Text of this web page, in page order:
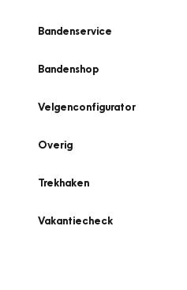
Bandenservice
Bandenshop
Velgenconfigurator
Overig
Trekhaken
Vakantiecheck